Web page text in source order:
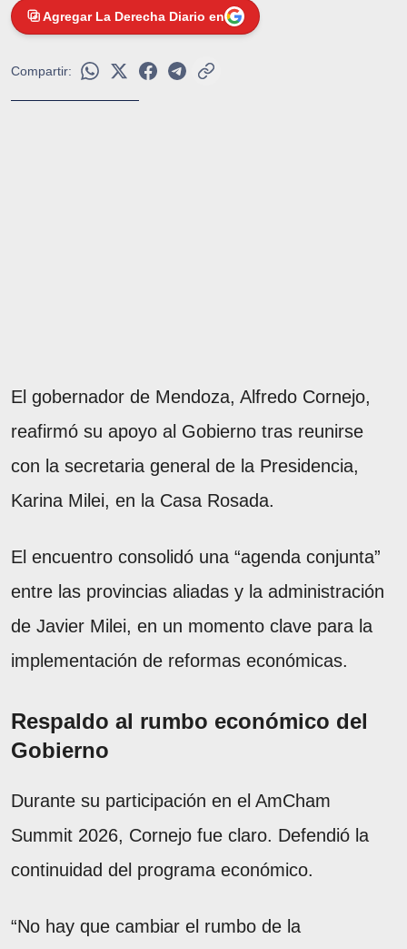
Agregar La Derecha Diario en
Compartir:
El gobernador de Mendoza, Alfredo Cornejo,
reafirmó su apoyo al Gobierno tras reunirse
con la secretaria general de la Presidencia,
Karina Milei, en la Casa Rosada.
El encuentro consolidó una “agenda conjunta”
entre las provincias aliadas y la administración
de Javier Milei, en un momento clave para la
implementación de reformas económicas.
Respaldo al rumbo económico del
Gobierno
Durante su participación en el AmCham
Summit 2026, Cornejo fue claro. Defendió la
continuidad del programa económico.
“No hay que cambiar el rumbo de la